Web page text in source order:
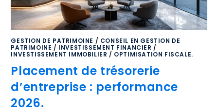
GESTION DE PATRIMOINE / CONSEIL EN GESTION DE
PATRIMOINE / INVESTISSEMENT FINANCIER /
INVESTISSEMENT IMMOBILIER / OPTIMISATION FISCALE.
Placement de trésorerie
d’entreprise : performance
2026.